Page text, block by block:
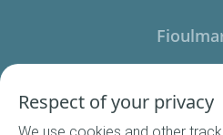
Respect of your privacy